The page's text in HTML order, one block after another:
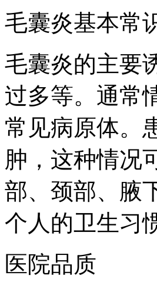
毛囊炎基本常
毛囊炎的主要
过多等。通常
常见病原体。
肿，这种情况
部、颈部、腋
个人的卫生习
医院品质